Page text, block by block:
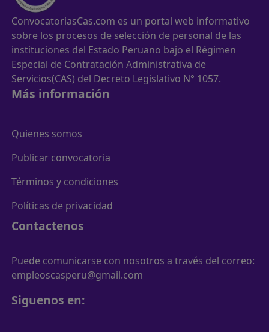
ConvocatoriasCas.com es un portal web informativo
sobre los procesos de selección de personal de las
instituciones del Estado Peruano bajo el Régimen
Especial de Contratación Administrativa de
Servicios(CAS) del Decreto Legislativo N° 1057.
Más información
Quienes somos
Publicar convocatoria
Términos y condiciones
Políticas de privacidad
Contactenos
Puede comunicarse con nosotros a través del correo:
empleoscasperu@gmail.com
Siguenos en: